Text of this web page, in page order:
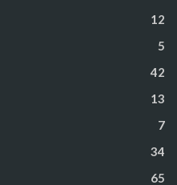
12
5
42
13
7
34
65